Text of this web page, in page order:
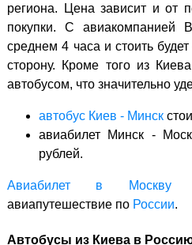
региона. Цена зависит и от
покупки. С авиакомпанией
среднем 4 часа и стоить
сторону. Кроме того из
автобусом, что значительно
автобус Киев - Минск
авиабилет Минск -
рублей.
Авиабилет в Москву
авиапутешествие по России.
Автобусы из Киева в